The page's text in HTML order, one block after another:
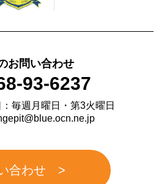
お問い合わせ
93-6237
毎週月曜日・第3火曜日
合わせ